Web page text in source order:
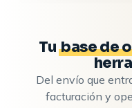
Tubase de
Del envío que
facturación y